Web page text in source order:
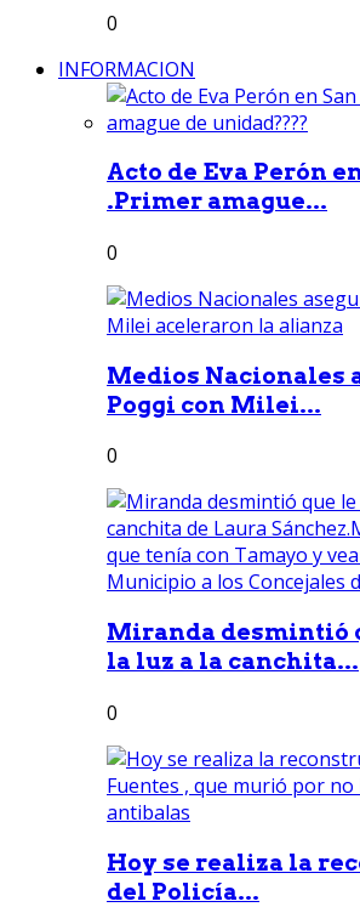
0
INFORMACION
Acto de Eva Perón
.Primer amague...
0
Medios Nacionales
Poggi con Milei...
0
Miranda desmintió
la luz a la canchita...
0
Hoy se realiza la
del Policía...